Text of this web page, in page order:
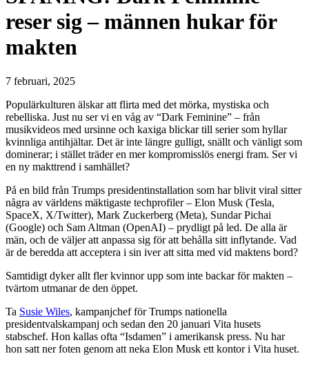
reser sig – männen hukar för
makten
7 februari, 2025
Populärkulturen älskar att flirta med det mörka, mystiska och
rebelliska. Just nu ser vi en våg av “Dark Feminine” – från
musikvideos med ursinne och kaxiga blickar till serier som hyllar
kvinnliga antihjältar. Det är inte längre gulligt, snällt och vänligt som
dominerar; i stället träder en mer kompromisslös energi fram. Ser vi
en ny makttrend i samhället?
På en bild från Trumps presidentinstallation som har blivit viral sitter
några av världens mäktigaste techprofiler – Elon Musk (Tesla,
SpaceX, X/Twitter), Mark Zuckerberg (Meta), Sundar Pichai
(Google) och Sam Altman (OpenAI) – prydligt på led. De alla är
män, och de väljer att anpassa sig för att behålla sitt inflytande. Vad
är de beredda att acceptera i sin iver att sitta med vid maktens bord?
Samtidigt dyker allt fler kvinnor upp som inte backar för makten –
tvärtom utmanar de den öppet.
Ta Susie Wiles, kampanjchef för Trumps nationella
presidentvalskampanj och sedan den 20 januari Vita husets
stabschef. Hon kallas ofta “Isdamen” i amerikansk press. Nu har
hon satt ner foten genom att neka Elon Musk ett kontor i Vita huset.